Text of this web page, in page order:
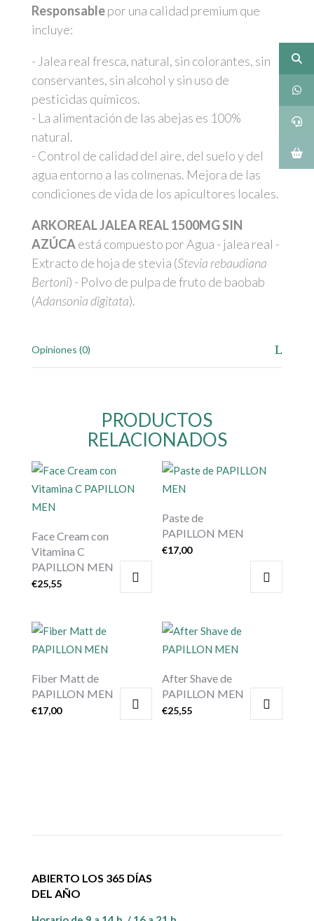
Responsablepor una calidad premium que
incluye:
- Jalea real fresca, natural, sin colorantes, sin
conservantes, sin alcohol y sin uso de
pesticidas químicos.
- La alimentación de las abejas es 100%
natural.
- Control de calidad del aire, del suelo y del
agua entorno a las colmenas. Mejora de las
condiciones de vida de los apicultores locales.
ARKOREAL JALEA REAL 1500MG SIN
AZÚCAestá compuesto por Agua - jalea real -
Extracto de hoja de stevia (Stevia rebaudiana
Bertoni) - Polvo de pulpa de fruto de baobab
(Adansonia digitata).
Opiniones (0)
PRODUCTOS
RELACIONADOS
Face Cream con
Vitamina C
PAPILLON MEN
€25,55
Paste de
PAPILLON MEN
€17,00
Fiber Matt de
PAPILLON MEN
€17,00
After Shave de
PAPILLON MEN
€25,55
ABIERTO LOS 365 DÍAS
DEL AÑO